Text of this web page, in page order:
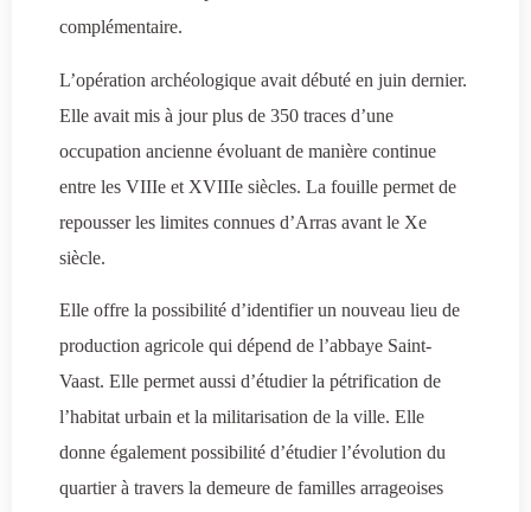
complémentaire.
L’opération archéologique avait débuté en juin dernier.
Elle avait mis à jour plus de 350 traces d’une
occupation ancienne évoluant de manière continue
entre les VIIIe et XVIIIe siècles. La fouille permet de
repousser les limites connues d’Arras avant le Xe
siècle.
Elle offre la possibilité d’identifier un nouveau lieu de
production agricole qui dépend de l’abbaye Saint-
Vaast. Elle permet aussi d’étudier la pétrification de
l’habitat urbain et la militarisation de la ville. Elle
donne également possibilité d’étudier l’évolution du
quartier à travers la demeure de familles arrageoises